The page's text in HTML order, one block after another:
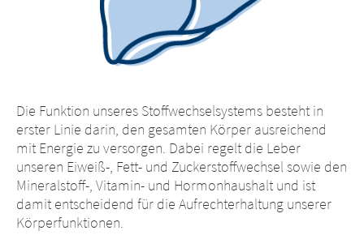
Die Funktion unseres Stoffwechselsystems besteht in
erster Linie darin, den gesamten Körper ausreichend
mit Energie zu versorgen. Dabei regelt die Leber
unseren Eiweiß-, Fett- und Zuckerstoffwechsel sowie den
Mineralstoff-, Vitamin- und Hormonhaushalt und ist
damit entscheidend für die Aufrechterhaltung unserer
Körperfunktionen.
Landeswechsel